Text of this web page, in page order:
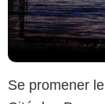
Se promener